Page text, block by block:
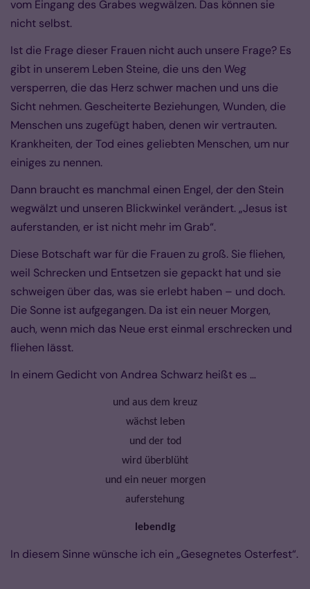
vom Eingang des Grabes wegwälzen. Das können sie
nicht selbst.
Ist die Frage dieser Frauen nicht auch unsere Frage? Es
gibt in unserem Leben Steine, die uns den Weg
versperren, die das Herz schwer machen und uns die
Sicht nehmen. Gescheiterte Beziehungen, Wunden, die
Menschen uns zugefügt haben, denen wir vertrauten.
Krankheiten, der Tod eines geliebten Menschen, um nur
einiges zu nennen.
Dann braucht es manchmal einen Engel, der den Stein
wegwälzt und unseren Blickwinkel verändert. „Jesus ist
auferstanden, er ist nicht mehr im Grab“.
Diese Botschaft war für die Frauen zu groß. Sie fliehen,
weil Schrecken und Entsetzen sie gepackt hat und sie
schweigen über das, was sie erlebt haben – und doch.
Die Sonne ist aufgegangen. Da ist ein neuer Morgen,
auch, wenn mich das Neue erst einmal erschrecken und
fliehen lässt.
In einem Gedicht von Andrea Schwarz heißt es …
und aus dem kreuz
wächst leben
und der tod
wird überblüht
und ein neuer morgen
auferstehung
lebendig
In diesem Sinne wünsche ich ein „Gesegnetes Osterfest“.